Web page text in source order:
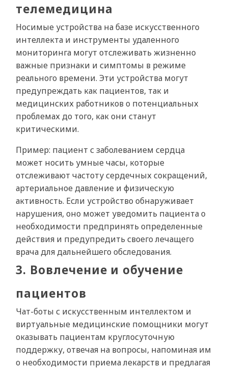
телемедицина
Носимые устройства на базе искусственного
интеллекта и инструменты удаленного
мониторинга могут отслеживать жизненно
важные признаки и симптомы в режиме
реального времени. Эти устройства могут
предупреждать как пациентов, так и
медицинских работников о потенциальных
проблемах до того, как они станут
критическими.
Пример: пациент с заболеванием сердца
может носить умные часы, которые
отслеживают частоту сердечных сокращений,
артериальное давление и физическую
активность. Если устройство обнаруживает
нарушения, оно может уведомить пациента о
необходимости предпринять определенные
действия и предупредить своего лечащего
врача для дальнейшего обследования.
3. Вовлечение и обучение
пациентов
Чат-боты с искусственным интеллектом и
виртуальные медицинские помощники могут
оказывать пациентам круглосуточную
поддержку, отвечая на вопросы, напоминая им
о необходимости приема лекарств и предлагая